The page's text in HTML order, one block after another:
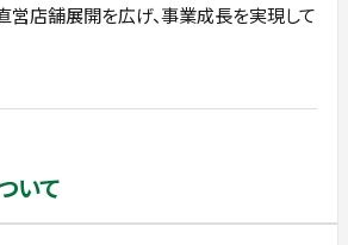
営店舗展開を広げ、事業成長を実現して
いて